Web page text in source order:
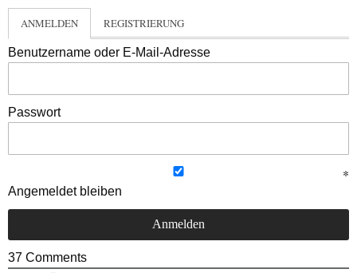
ANMELDEN REGISTRIERUNG
Benutzername oder E-Mail-Adresse
Passwort
Angemeldet bleiben
37 Comments